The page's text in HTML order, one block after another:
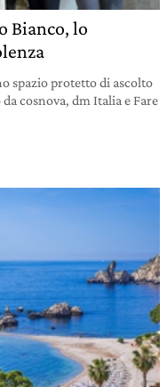
Bianco, lo
spazio protetto di ascolto
cosnova, dm Italia e Fare